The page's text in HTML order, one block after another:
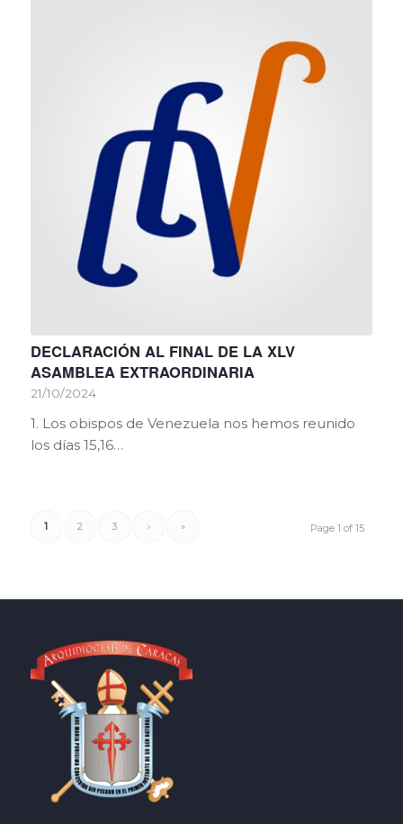
DECLARACIÓN AL FINAL DE LA XLV
ASAMBLEA EXTRAORDINARIA
21/10/2024
1. Los obispos de Venezuela nos hemos reunido
los días 15,16…
Page 1 of 15
1 2 3 › »